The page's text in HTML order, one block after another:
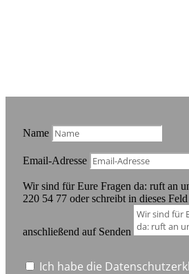
Name
Email-Adresse
Wir sind für Eure Fragen da: ruft an
220 54 77 oder schreibt in dieses
anschließend auf Senden
Ich habe die